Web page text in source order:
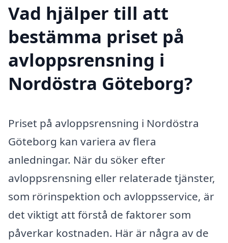
Vad hjälper till att
bestämma priset på
avloppsrensning i
Nordöstra Göteborg?
Priset på avloppsrensning i Nordöstra
Göteborg kan variera av flera
anledningar. När du söker efter
avloppsrensning eller relaterade tjänster,
som rörinspektion och avloppsservice, är
det viktigt att förstå de faktorer som
påverkar kostnaden. Här är några av de